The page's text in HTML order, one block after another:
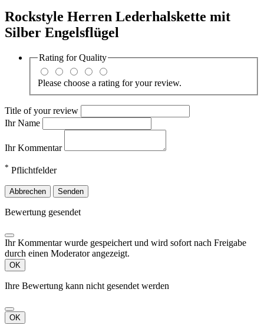
Rockstyle Herren Lederhalskette mit
Silber Engelsflügel
Rating forQuality
Please choose a rating for your review.
Title of your review
Ihr Name
Ihr Kommentar
* Pflichtfelder
Abbrechen Senden
Bewertung gesendet
Ihr Kommentar wurde gespeichert und wird sofort nach Freigabe
durch einen Moderator angezeigt.
OK
Ihre Bewertung kann nicht gesendet werden
OK